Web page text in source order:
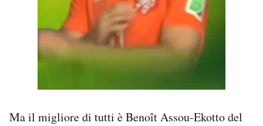
Ma il migliore di tutti è Benoît Assou-Ekotto del